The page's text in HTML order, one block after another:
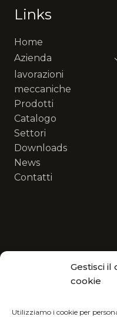
Gestisci il
cookie
Utilizziamo i cookie per
Links
Home
Azienda
lavorazioni
meccaniche
Prodotti
Catalogo
Settori
Downloads
News
Contatti
friendly: fruisci